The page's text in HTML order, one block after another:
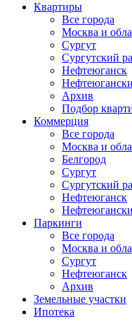
Основная
навигация
Квартиры
Все города
Москва и
Сургут
Сургутский
Нефтеюганск
Архив
Подбор
Коммерция
Все города
Москва и
Белгород
Сургут
Сургутский
Нефтеюганск
Паркинги
Все города
Москва и
Сургут
Нефтеюганск
Архив
Земельные участки
Ипотека